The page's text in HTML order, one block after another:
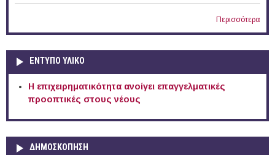
Περισσότερα
ΕΝΤΥΠΟ ΥΛΙΚΟ
Η επιχειρηματικότητα ανοίγει επαγγελματικές
προοπτικές στους νέους
ΔΗΜΟΣΚΟΠΗΣΗ